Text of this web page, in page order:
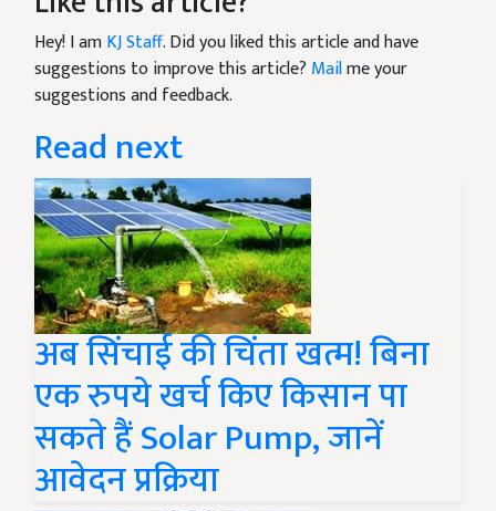
Hey! I amKJ Staff. Did you liked this article and have
suggestions to improve this article? Mailme your
suggestions and feedback.
Read next
अब सिंचाई की चिंता खत्म! बिना
एक रुपये खर्च किए किसान पा
सकते हैं Solar Pump, जानें
आवेदन प्रक्रिया